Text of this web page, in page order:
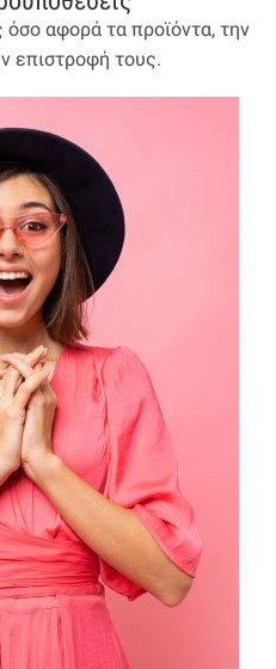
όσο αφορά τα προϊόντα, την
επιστροφή τους.